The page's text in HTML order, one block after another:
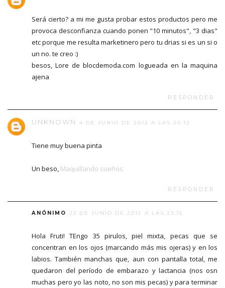
Será cierto? a mi me gusta probar estos productos pero me
provoca desconfianza cuando ponen "10 minutos", "3 dias"
etc porque me resulta marketinero pero tu drias si es un si o
un no. te creo :)
besos, Lore de blocdemoda.com logueada en la maquina
ajena
RESPONDER
UNKNOWN 4 DE JUNIO DE 2012 A LAS 20:12
Tiene muy buena pinta
Un beso, Maquillando sueños
RESPONDER
ANÓNIMO 23 DE JUNIO DE 2012 A LAS 23:15
Hola Fruti! TEngo 35 pirulos, piel mixta, pecas que se
concentran en los ojos (marcando más mis ojeras) y en los
labios. También manchas que, aun con pantalla total, me
quedaron del período de embarazo y lactancia (nos osn
muchas pero yo las noto, no son mis pecas) y para terminar